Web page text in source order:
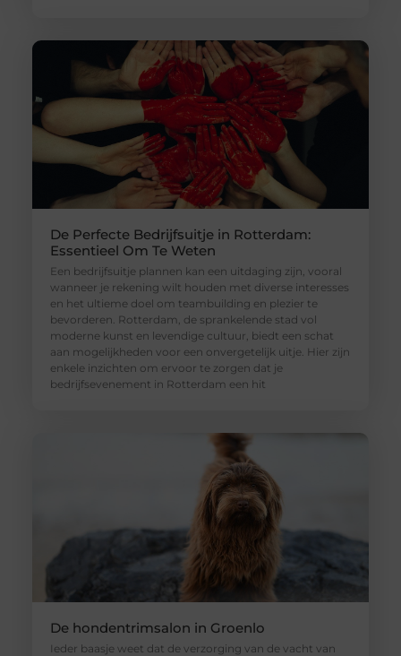
De Perfecte Bedrijfsuitje in Rotterdam:
Essentieel Om Te Weten
Een bedrijfsuitje plannen kan een uitdaging zijn, vooral
wanneer je rekening wilt houden met diverse interesses
en het ultieme doel om teambuilding en plezier te
bevorderen. Rotterdam, de sprankelende stad vol
moderne kunst en levendige cultuur, biedt een schat
aan mogelijkheden voor een onvergetelijk uitje. Hier zijn
enkele inzichten om ervoor te zorgen dat je
bedrijfsevenement in Rotterdam een hit
De hondentrimsalon in Groenlo
Ieder baasje weet dat de verzorging van de vacht van